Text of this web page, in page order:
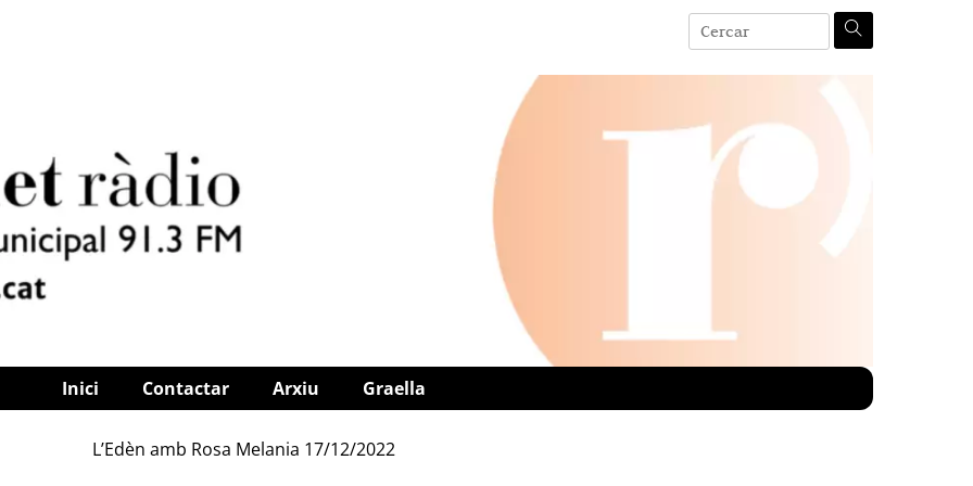
Inici Contactar Arxiu Graella
L’Edèn amb Rosa Melania 17/12/2022